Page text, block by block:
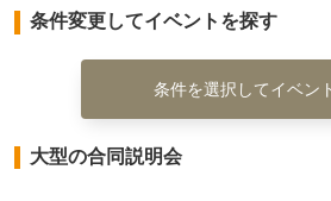
条件変更してイベントを探す
条件を選択してイベン
大型の合同説明会